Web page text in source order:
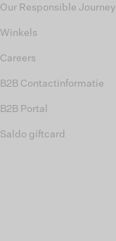
Our Responsible Journey
Winkels
Careers
B2B Contactinformatie
B2B Portal
Saldo giftcard